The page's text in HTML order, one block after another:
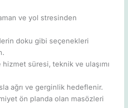
ve yol stresinden
doku gibi seçenekleri
süresi, teknik ve ulaşımı
ağrı ve gerginlik hedeflenir.
ön planda olan masözleri